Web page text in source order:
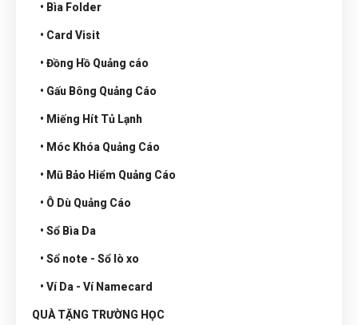
• Bìa Folder
• Card Visit
• Đồng Hồ Quảng cáo
• Gấu Bông Quảng Cáo
• Miếng Hít Tủ Lạnh
• Móc Khóa Quảng Cáo
• Mũ Bảo Hiểm Quảng Cáo
• Ô Dù Quảng Cáo
• Sổ Bìa Da
• Sổ note - Sổ lò xo
• Ví Da - Ví Namecard
QUÀ TẶNG TRƯỜNG HỌC